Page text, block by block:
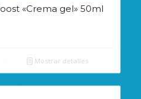
«Crema gel» 50ml
Mostrar detalles